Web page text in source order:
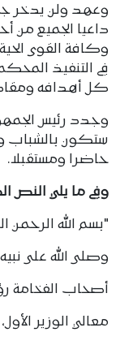
وعهد ولن يدخر
داعيا الجميع من
وكافة القوى
في التنفيذ
كل أهدافه
وجدد رئيس
ستكون بالشباب
حاضرا ومستقبلا.
وفي ما يلي النص
"بسم الله الرحمن
وصلى الله على
أصحاب الفخامة
معالي الوزير الأول،